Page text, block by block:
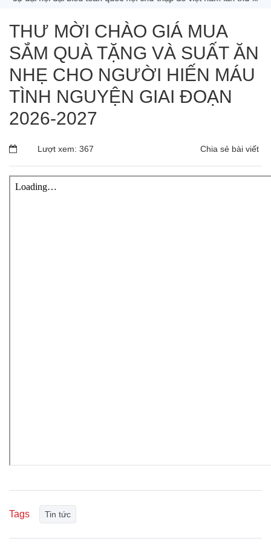
THƯ MỜI CHÀO GIÁ MUA
SẮM QUÀ TẶNG VÀ SUẤT ĂN
NHẸ CHO NGƯỜI HIẾN MÁU
TÌNH NGUYỆN GIAI ĐOẠN
2026-2027
Lượt xem: 367 Chia sẻ bài viết
Tags Tin tức